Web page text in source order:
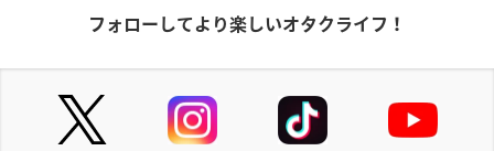
フォローしてより楽しいオタクライフ！